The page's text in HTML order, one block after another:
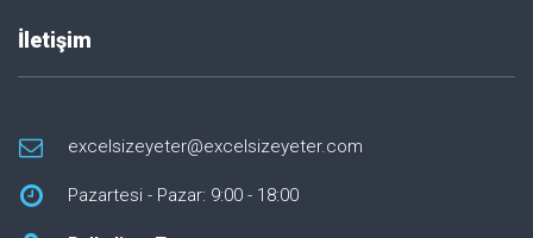
İletişim
excelsizeyeter@excelsizeyeter.com
Pazartesi - Pazar: 9:00 - 18:00